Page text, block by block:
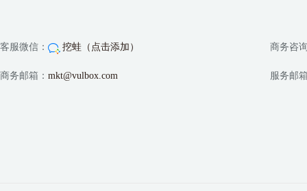
客服微信： 挖蛙（点击添加） 商务咨
商务邮箱： mkt@vulbox.com 服务邮